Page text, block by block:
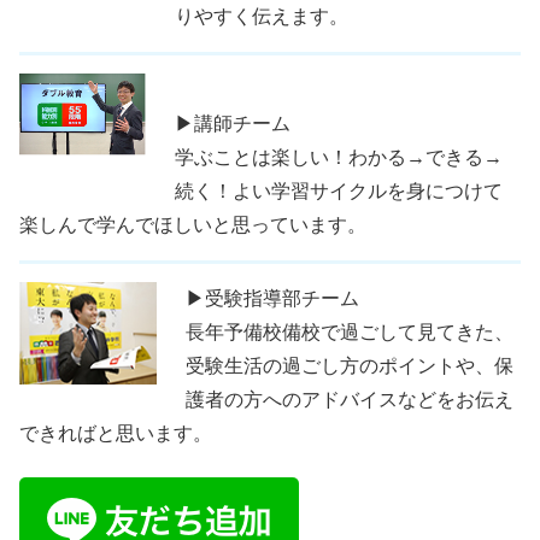
りやすく伝えます。
▶講師チーム
学ぶことは楽しい！わかる→できる→
続く！よい学習サイクルを身につけて
楽しんで学んでほしいと思っています。
▶受験指導部チーム
長年予備校備校で過ごして見てきた、
受験生活の過ごし方のポイントや、保
護者の方へのアドバイスなどをお伝え
できればと思います。